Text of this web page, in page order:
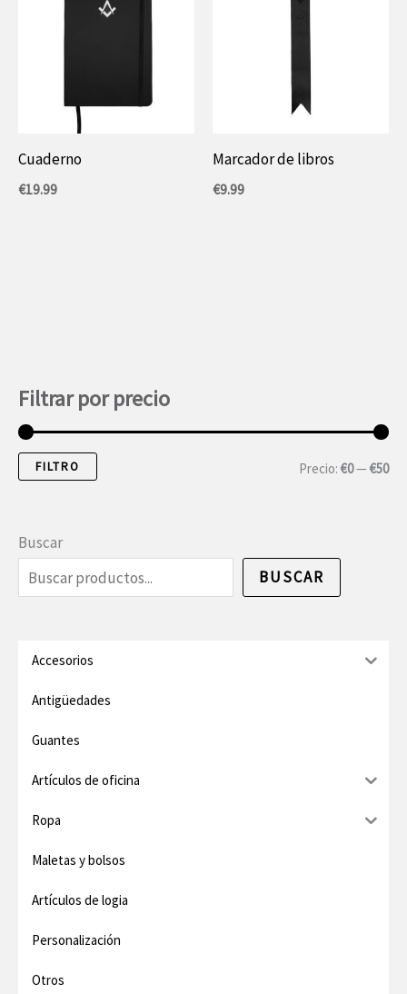
Filtrar por precio
PP
FILTRO Precio: €0—€50
Buscar
BUSCAR
Accesorios
Antigüedades
Guantes
Artículos de oficina
Ropa
Maletas y bolsos
Artículos de logia
Personalización
Otros
Cuaderno
€19.99
Marcador de libros
€9.99